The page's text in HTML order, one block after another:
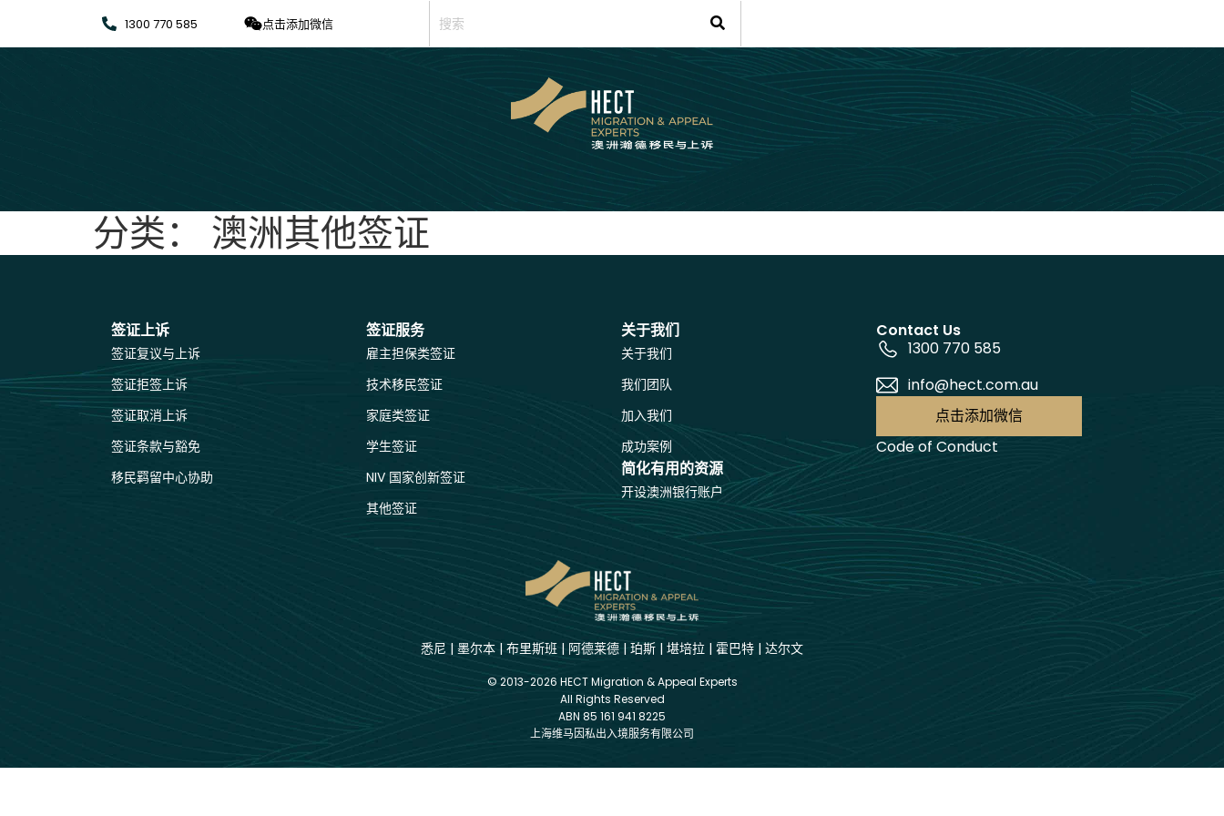
1300 770 585 点击添加微信
分类： 澳洲其他签证
签证上诉
签证复议与上诉
签证拒签上诉
签证取消上诉
签证条款与豁免
移民羁留中心协助
签证服务
雇主担保类签证
技术移民签证
家庭类签证
学生签证
NIV 国家创新签证
其他签证
关于我们
关于我们
我们团队
加入我们
成功案例
简化有用的资源
开设澳洲银行账户
Contact Us
1300 770 585
info@hect.com.au
点击添加微信
Code of Conduct
悉尼 | 墨尔本 | 布里斯班 | 阿德莱德 | 珀斯 | 堪培拉 | 霍巴特 | 达尔文
© 2013-2026 HECT Migration & Appeal Experts
All Rights Reserved
ABN 85 161 941 8225
上海维马因私出入境服务有限公司